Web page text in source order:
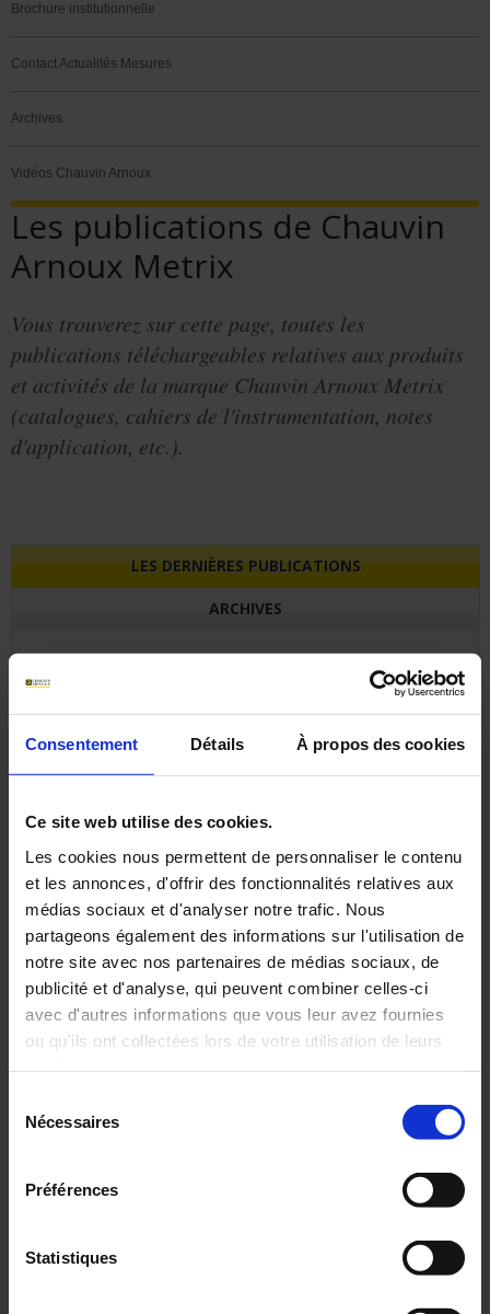
Consentement Détails À propos des cookies
Ce site web utilise des cookies.
Les cookies nous permettent de personnaliser le contenu
et les annonces, d'offrir des fonctionnalités relatives aux
médias sociaux et d'analyser notre trafic. Nous
partageons également des informations sur l'utilisation de
notre site avec nos partenaires de médias sociaux, de
publicité et d'analyse, qui peuvent combiner celles-ci
avec d'autres informations que vous leur avez fournies
ou qu'ils ont collectées lors de votre utilisation de leurs
Pour en savoir plus, veuillez consulter notre
politique de
Nécessaires
Préférences
Statistiques
Brochure institutionnelle
Contact Actualités Mesures
Archives
Vidéos Chauvin Arnoux
Les publications de Chauvin
Arnoux Metrix
Vous trouverez sur cette page, toutes les
publications téléchargeables relatives aux produits
et activités de la marque Chauvin Arnoux Metrix
(catalogues, cahiers de l'instrumentation, notes
d'application, etc.).
LES DERNIÈRES PUBLICATIONS
ARCHIVES
15 déc 2025
Sélection maintenance
industrielle
Une sélection d'appareils de mesure pour assurer
sereinement votre maintenance industrielle
Sélection Maintenance industrielle (4.64 mo)
19 juin 2026